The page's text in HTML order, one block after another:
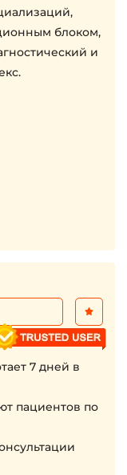
блоком,
и
генетики
7 дней в
пациентов по